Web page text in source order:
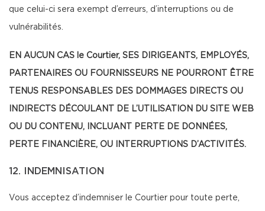
que celui-ci sera exempt d’erreurs, d’interruptions ou de
vulnérabilités.
EN AUCUN CAS le Courtier, SES DIRIGEANTS, EMPLOYÉS,
PARTENAIRES OU FOURNISSEURS NE POURRONT ÊTRE
TENUS RESPONSABLES DES DOMMAGES DIRECTS OU
INDIRECTS DÉCOULANT DE L’UTILISATION DU SITE WEB
OU DU CONTENU, INCLUANT PERTE DE DONNÉES,
PERTE FINANCIÈRE, OU INTERRUPTIONS D’ACTIVITÉS.
12. INDEMNISATION
Vous acceptez d’indemniser le Courtier pour toute perte,